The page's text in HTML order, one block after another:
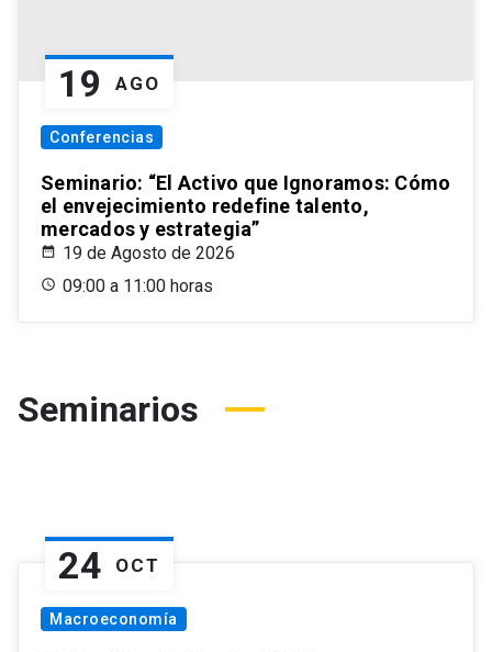
19 AGO
Conferencias
Seminario: “El Activo que Ignoramos: Cómo
el envejecimiento redefine talento,
mercados y estrategia”
19 de Agosto de 2026
09:00 a 11:00 horas
Seminarios
24 OCT
Macroeconomía